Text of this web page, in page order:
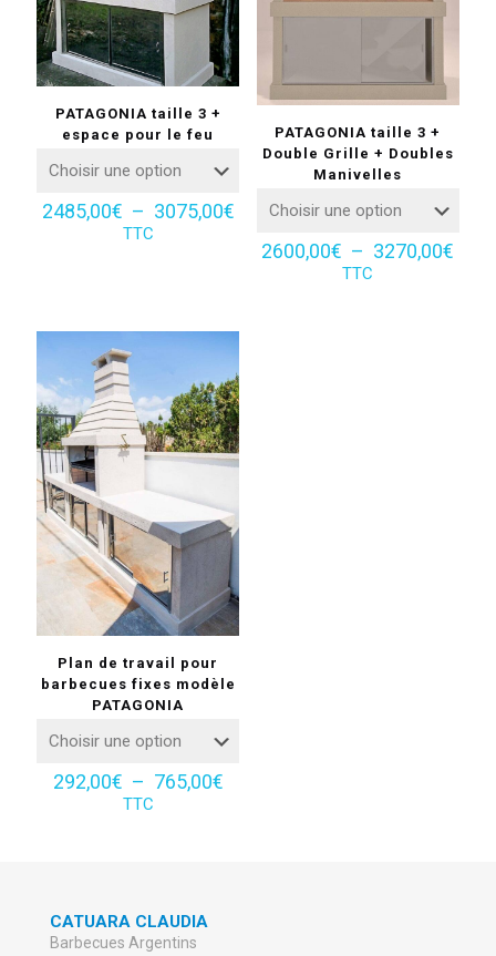
PATAGONIA taille 3 +
espace pour le feu
2485,00€ – 3075,00€Plage
prix :
TTC
PATAGONIA taille 3 +
Double Grille + Doubles
Manivelles
2600,00€ – 3270,00€
TTC
Plan de travail pour
barbecues fixes modèle
PATAGONIA
292,00€ – 765,00€Plage
TTC
CATUARA CLAUDIA
Barbecues Argentins